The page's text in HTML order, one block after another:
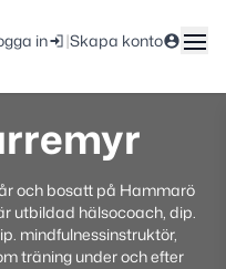
in |Skapa konto
och bosatt på Hammarö
utbildad hälsocoach, dip.
mindfulnessinstruktör,
träning under och efter